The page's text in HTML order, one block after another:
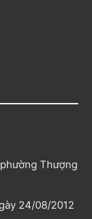
Thượng
24/08/2012